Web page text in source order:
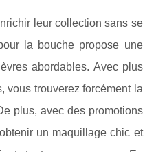
leur collection sans se
la bouche propose une
abordables. Avec plus
vous trouverez forcément la
plus, avec des promotions
un maquillage chic et